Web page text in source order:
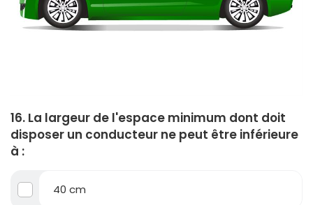
16. La largeur de l'espace minimum dont doit
disposer un conducteur ne peut être inférieure
à :
40 cm